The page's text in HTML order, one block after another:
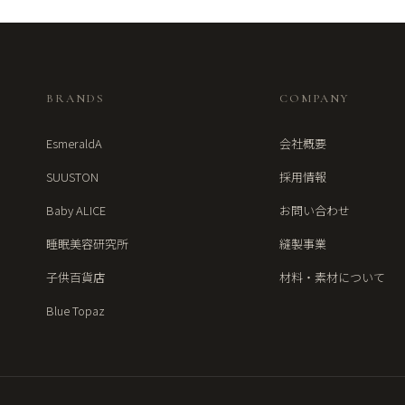
BRANDS
EsmeraldA
SUUSTON
Baby ALICE
睡眠美容研究所
子供百貨店
Blue Topaz
COMPANY
会社概要
採用情報
お問い合わせ
縫製事業
材料・素材について